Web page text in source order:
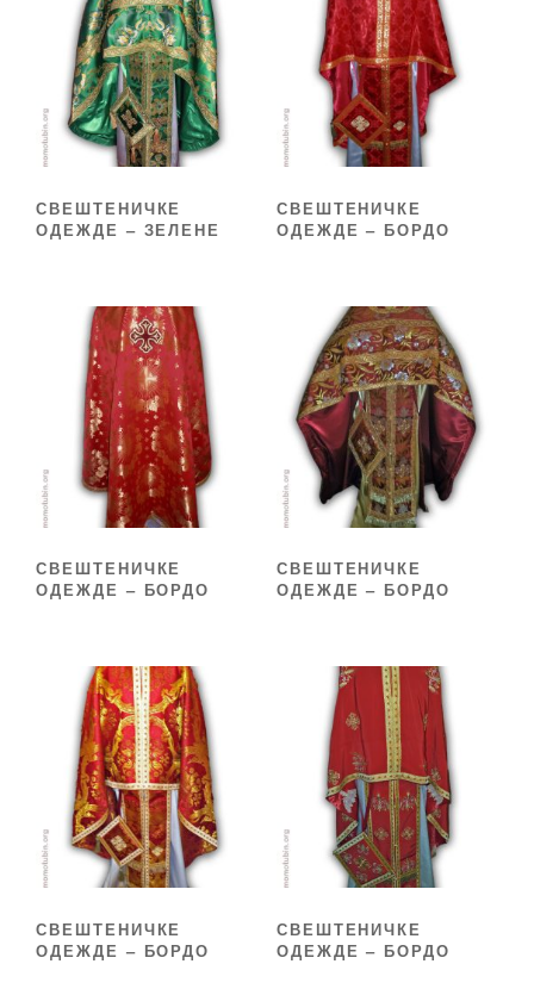
СВЕШТЕНИЧКЕ
ОДЕЖДЕ – ЗЕЛЕНЕ
СВЕШТЕНИЧКЕ
ОДЕЖДЕ – БОРДО
СВЕШТЕНИЧКЕ
ОДЕЖДЕ – БОРДО
СВЕШТЕНИЧКЕ
ОДЕЖДЕ – БОРДО
СВЕШТЕНИЧКЕ
ОДЕЖДЕ – БОРДО
СВЕШТЕНИЧКЕ
ОДЕЖДЕ – БОРДО